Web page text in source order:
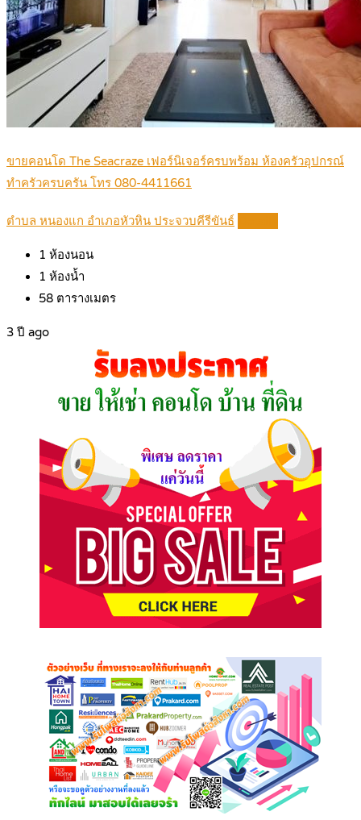
ขายคอนโด The Seacraze เฟอร์นิเจอร์ครบพร้อม ห้องครัวอุปกรณ์
ทำครัวครบครัน โทร 080-4411661
ตำบล หนองแก อำเภอหัวหิน ประจวบคีรีขันธ์
1 ห้องนอน
1 ห้องน้ำ
58 ตารางเมตร
3 ปี ago